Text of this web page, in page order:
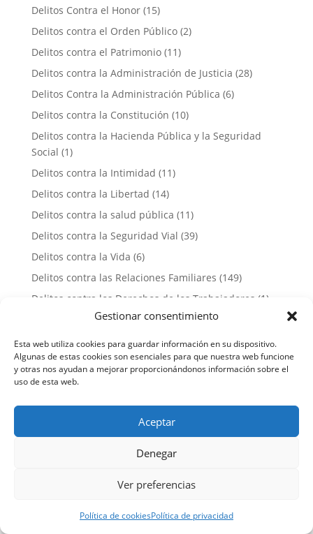
Gestionar consentimiento
Esta web utiliza cookies para guardar información en su dispositivo.
Algunas de estas cookies son esenciales para que nuestra web funcione
y otras nos ayudan a mejorar proporcionándonos información sobre el
uso de esta web.
Aceptar
Denegar
Ver preferencias
Política de cookiesPolítica de privacidad
Delitos Contra el Honor(15)
Delitos contra el Orden Público(2)
Delitos contra el Patrimonio(11)
Delitos contra la Administración de Justicia (28)
Delitos Contra la Administración Pública (6)
Delitos contra la Constitución (10)
Delitos contra la Hacienda Pública y la Seguridad
Social (1)
Delitos contra la Intimidad (11)
Delitos contra la Libertad (14)
Delitos contra la salud pública (11)
Delitos contra la Seguridad Vial (39)
Delitos contra la Vida (6)
Delitos contra las Relaciones Familiares (149)
Delitos contra los Derechos de los Trabajadores (1)
Delitos de Lesiones(46)
Delitos Económicos(15)
Delitos Informáticos(19)
Delitos Sexuales
Derecho Procesal Penal(88)